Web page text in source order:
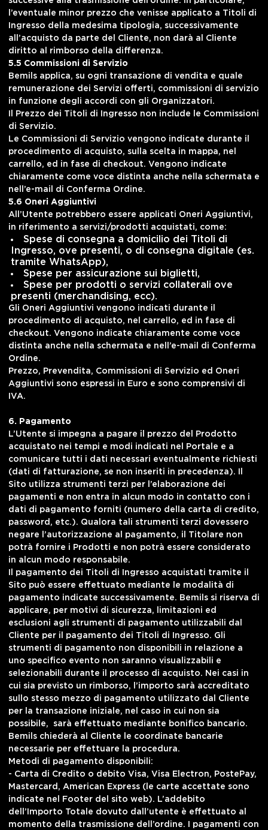
l’eventuale minor prezzo che venisse applicato a Titoli di
Ingresso della medesima tipologia, successivamente
all’acquisto da parte del Cliente, non darà al Cliente
diritto al rimborso della differenza.
5.5 Commissioni di Servizio
Bemils applica, su ogni transazione di vendita e quale
remunerazione dei Servizi offerti, commissioni di servizio
in funzione degli accordi con gli Organizzatori.
Il Prezzo dei Titoli di Ingresso non include le Commissioni
di Servizio.
Le Commissioni di Servizio vengono indicate durante il
procedimento di acquisto, sulla scelta in mappa, nel
carrello, ed in fase di checkout. Vengono indicate
chiaramente come voce distinta anche nella schermata e
nell’e-mail di Conferma Ordine.
5.6 Oneri Aggiuntivi
All’Utente potrebbero essere applicati Oneri Aggiuntivi,
in riferimento a servizi/prodotti acquistati, come:
Spese di consegna a domicilio dei Titoli di
Ingresso, ove presenti, o di consegna digitale (es.
tramite WhatsApp),
Spese per assicurazione sui biglietti,
Spese per prodotti o servizi collaterali ove
presenti (merchandising, ecc).
Gli Oneri Aggiuntivi vengono indicati durante il
procedimento di acquisto, nel carrello, ed in fase di
checkout. Vengono indicate chiaramente come voce
distinta anche nella schermata e nell’e-mail di Conferma
Ordine.
Prezzo, Prevendita, Commissioni di Servizio ed Oneri
Aggiuntivi sono espressi in Euro e sono comprensivi di
IVA.
6. Pagamento
L’Utente si impegna a pagare il prezzo del Prodotto
acquistato nei tempi e modi indicati nel Portale e a
comunicare tutti i dati necessari eventualmente richiesti
(dati di fatturazione, se non inseriti in precedenza). Il
Sito utilizza strumenti terzi per l’elaborazione dei
pagamenti e non entra in alcun modo in contatto con i
dati di pagamento forniti (numero della carta di credito,
password, etc.). Qualora tali strumenti terzi dovessero
negare l’autorizzazione al pagamento, il Titolare non
potrà fornire i Prodotti e non potrà essere considerato
in alcun modo responsabile.
Il pagamento dei Titoli di Ingresso acquistati tramite il
Sito può essere effettuato mediante le modalità di
pagamento indicate successivamente. Bemils si riserva di
applicare, per motivi di sicurezza, limitazioni ed
esclusioni agli strumenti di pagamento utilizzabili dal
Cliente per il pagamento dei Titoli di Ingresso. Gli
strumenti di pagamento non disponibili in relazione a
uno specifico evento non saranno visualizzabili e
selezionabili durante il processo di acquisto. Nei casi in
cui sia previsto un rimborso, l’importo sarà accreditato
sullo stesso mezzo di pagamento utilizzato dal Cliente
per la transazione iniziale, nel caso in cui non sia
possibile, sarà effettuato mediante bonifico bancario.
Bemils chiederà al Cliente le coordinate bancarie
necessarie per effettuare la procedura.
Metodi di pagamento disponibili:
- Carta di Credito o debito Visa, Visa Electron, PostePay,
Mastercard, American Express (le carte accettate sono
indicate nel Footer del sito web). L’addebito
dell’Importo Totale dovuto dall’utente è effettuato al
momento della trasmissione dell’ordine. I pagamenti con